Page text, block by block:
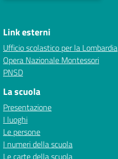
Link esterni
Ufficio scolastico per la Lombardia
Opera Nazionale Montessori
PNSD
La scuola
Presentazione
I luoghi
Le persone
I numeri della scuola
Le carte della scuola